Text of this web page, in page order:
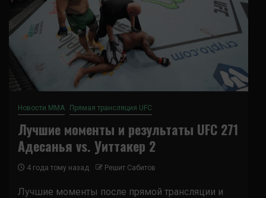
Новости ММА Прямая трансляция UFC
Лучшие моменты и результаты UFC 271
Адесанья vs. Уиттакер 2
4 года тому назад Решит Сабитов
Лучшие моменты после прямой трансляции и